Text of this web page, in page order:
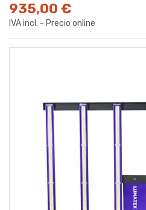
935,00 €
IVA incl. - Precio online